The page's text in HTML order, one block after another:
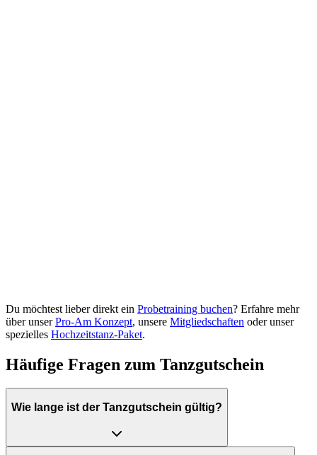
Du möchtest lieber direkt ein Probetraining buchen? Erfahre mehr
über unser Pro-Am Konzept, unsere Mitgliedschaften oder unser
spezielles Hochzeitstanz-Paket.
Häufige Fragen zum Tanzgutschein
Wie lange ist der Tanzgutschein gültig?